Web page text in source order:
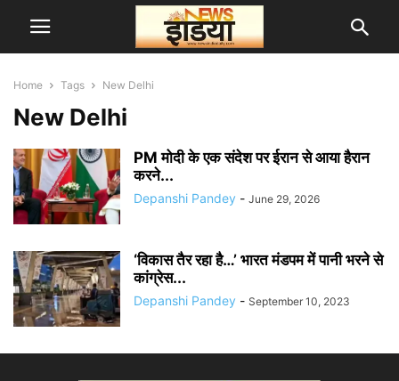
Home Tags New Delhi
New Delhi
PM मोदी के एक संदेश पर ईरान से आया हैरान
करने...
Depanshi Pandey - June 29, 2026
‘विकास तैर रहा है…’ भारत मंडपम में पानी भरने से
कांग्रेस...
Depanshi Pandey - September 10, 2023